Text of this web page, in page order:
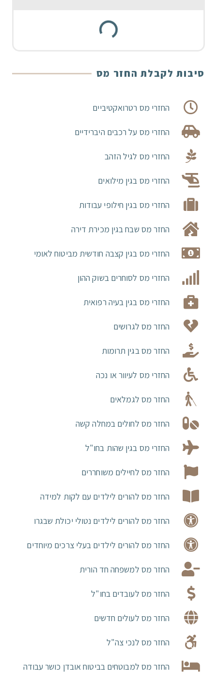
סיבות לקבלת החזר מס
החזרי מס רטרואקטיביים
החזרי מס על רכבים היברידיים
החזרי מס לגיל הזהב
החזרי מס בגין מילואים
החזרי מס בגין חילופי עבודות
החזר מס שבח בגין מכירת דירה
החזרי מס בגין קצבה חודשית מביטוח לאומי
החזרי מס לסוחרים בשוק ההון
החזרי מס בגין בעיה רפואית
החזר מס לגרושים
החזר מס בגין תרומות
החזרי מס לעיוור או נכה
החזר מס לגמלאים
החזר מס לחולים במחלה קשה
החזרי מס בגין שהות בחו"ל
החזר מס לחיילים משוחררים
החזר מס להורים לילדים עם לקות למידה
החזר מס להורים לילדים נטולי יכולת שבגרו
החזר מס להורים לילדים בעלי צרכים מיוחדים
החזר מס למשפחה חד הורית
החזר מס לעובדים בחו"ל
החזר מס לעולים חדשים
החזר מס לנכי צה"ל
החזר מס למבוטחים בביטוח אובדן כושר עבודה